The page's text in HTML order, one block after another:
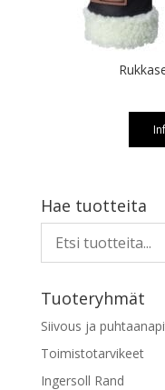
on
useampi
muunnelma.
Voit
valinnat
tuotteen
Hae tuotteita
Tuoteryhmät
Siivous ja
Toimistotarvikeet
Ingersoll Rand